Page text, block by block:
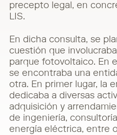
precepto legal, en
LIS.
En dicha consulta, se
cuestión que
parque fotovoltaico. En
se encontraba una
otra. En primer lugar, la
dedicaba a diversas
adquisición y
de ingeniería,
energía eléctrica, entre